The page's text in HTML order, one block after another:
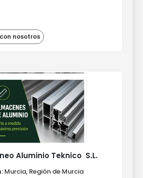
nosotros
Aluminio Teknico  S.L.
Murcia, Región de Murcia